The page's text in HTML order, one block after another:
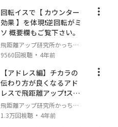
回転イスで【 カウンター
効果 】を体現❗️逆回転がミ
ソ 概要欄もご覧下さい。
飛距離アップ研究所かっちゃ
んねる
9560回視聴 ・ 4年前
【アドレス編】チカラの
伝わり方が良くなるアド
レスで飛距離アップ❗️スコ
アアップ❗️
飛距離アップ研究所かっちゃ
んねる
1.3万回視聴 ・ 4年前